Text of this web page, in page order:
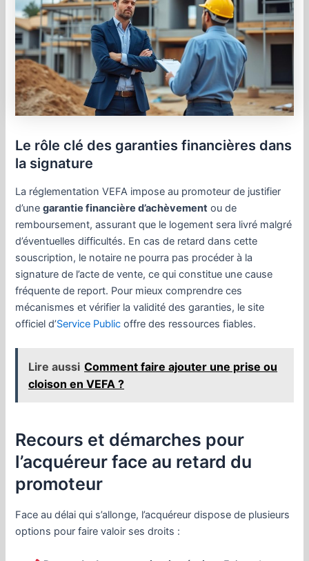
Le rôle clé des garanties financières dans
la signature
La réglementation VEFA impose au promoteur de justifier
d’unegarantie financière d’achèvement ou de
remboursement, assurant que le logement sera livré malgré
d’éventuelles difficultés. En cas de retard dans cette
souscription, le notaire ne pourra pas procéder à la
signature de l’acte de vente, ce qui constitue une cause
fréquente de report. Pour mieux comprendre ces
mécanismes et vérifier la validité des garanties, le site
officiel d’Service Public offre des ressources fiables.
Lire aussi Comment faire ajouter une prise ou
cloison en VEFA ?
Recours et démarches pour
l’acquéreur face au retard du
promoteur
Face au délai qui s’allonge, l’acquéreur dispose de plusieurs
options pour faire valoir ses droits :